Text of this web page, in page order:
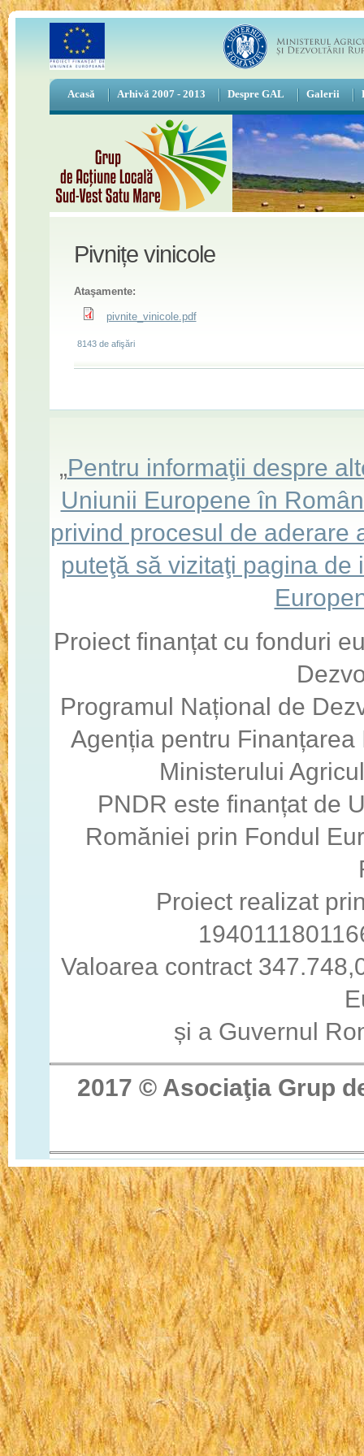
Acasă Arhivă 2007 - 2013 Despre GAL Galerii
Pivnițe vinicole
Ataşamente:
pivnite_vinicole.pdf
8143 de afişări
„Pentru informaţii despre
Uniunii Europene în
privind procesul de aderare
puteţă să vizitaţi pagina
Proiect finanțat cu fonduri
Programul Național de
Agenția pentru
Ministerului
PNDR este finanțat de
Romăniei prin Fondul
Proiect realizat
Valoarea contract
și a Guvernul
2017 © Asociaţia Grup